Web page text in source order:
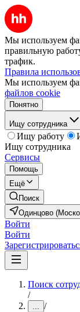
Мы используем
правильную
трафик.
Правила
Мы используем
файлов cookie
Понятно
Ищу сотрудника
Ищу работу
Ищу сотрудника
Сервисы
Помощь
Ещё
Поиск
Одинцово
Войти
Войти
Поиск
/
... /